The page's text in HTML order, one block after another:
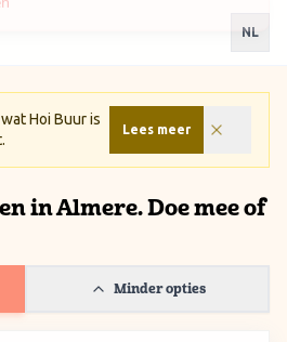
NL
Hoi Buur is
Lees meer
in Almere. Doe mee of
Minder opties